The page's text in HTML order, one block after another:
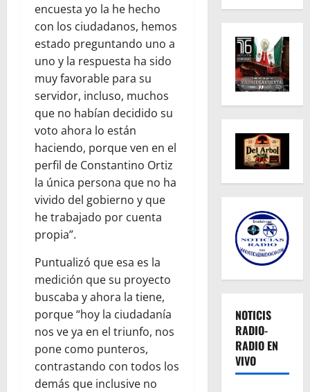
encuesta yo la he hecho
con los ciudadanos, hemos
estado preguntando uno a
uno y la respuesta ha sido
muy favorable para su
servidor, incluso, muchos
que no habían decidido su
voto ahora lo están
haciendo, porque ven en el
perfil de Constantino Ortiz
la única persona que no ha
vivido del gobierno y que
he trabajado por cuenta
propia”.
Puntualizó que esa es la
medición que su proyecto
buscaba y ahora la tiene,
porque “hoy la ciudadanía
nos ve ya en el triunfo, nos
pone como punteros,
contrastando con todos los
demás que inclusive no
NOTICIS
RADIO-
RADIO EN
VIVO